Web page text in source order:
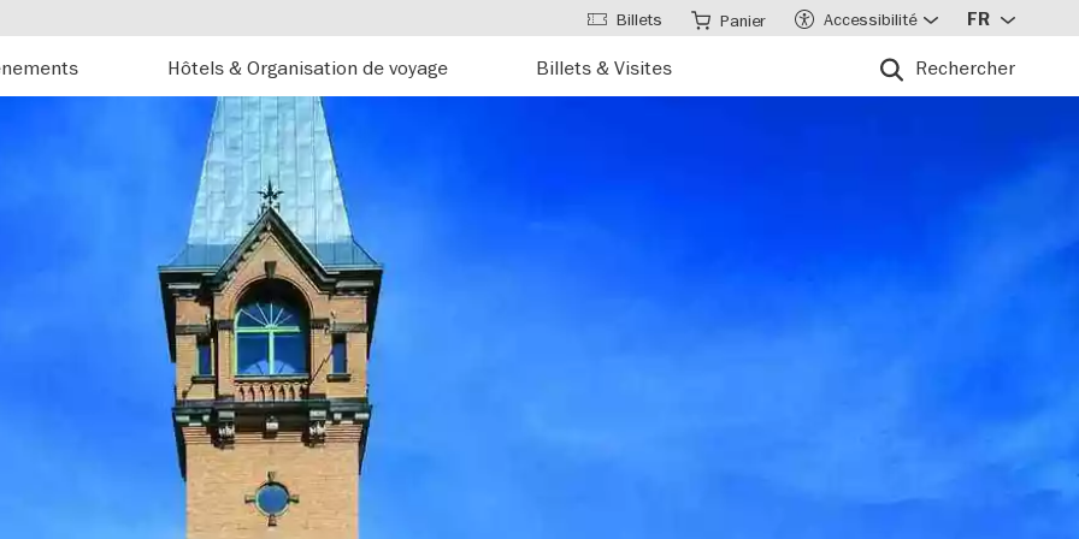
Hôtels & Organisation de voyage Billets & Visites Rechercher
Billets Panier Accessibilité FR